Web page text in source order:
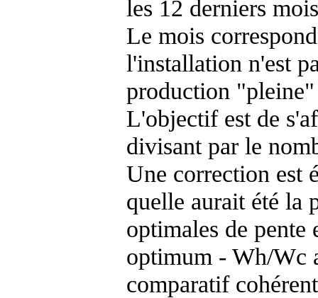
les 12 derniers
Le mois
l'installation n'est
production "pleine"
L'objectif est de
divisant par le
Une correction est
quelle aurait été la
optimales de
optimum - Wh/Wc
comparatif